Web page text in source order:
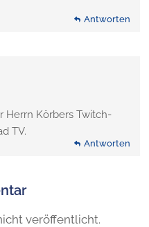
Antworten
Herrn Körbers Twitch-
TV.
Antworten
veröffentlicht.